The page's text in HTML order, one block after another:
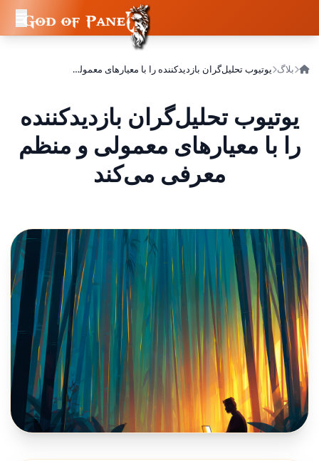
بلاگ یوتیوب تحلیل‌گران بازدیدکننده را با معیارهای معمولی و منظم معرفی می‌کند
یوتیوب تحلیل‌گران بازدیدکننده
را با معیارهای معمولی و منظم
معرفی می‌کند